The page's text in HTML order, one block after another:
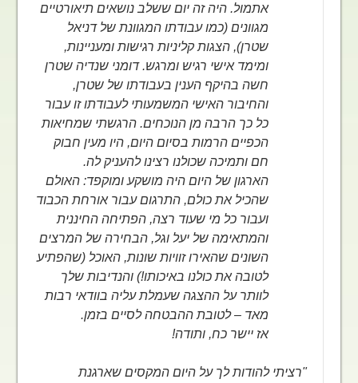
אתמול. היה זה יום ששלב נושאים תיאורטיים
מגוונים (כמו עבודתו המגוונת של דניאל
שטרן), הצגות קליניות רגישות ומעניינות,
ומימד אישי רגיש ומרגש. דומני שנדיה שטרן
חשה בהיקף הענין בעבודתו של שטרן,
והחיבור האישי המשמעותי לעבודתו זו עבור
כל כך הרבה מן הנוכחים. הרגשתי שמחיאות
הכפיים הרמות בסיום היום, היו מעין חבוק
חם ותמיכה שכולנו רצינו להעניק לה.
הארגון של היום היה מושקע ומוקפד: האולם
שהכיל את כולם, התרגום עבור אורחת הכבוד
ועבור כל מי שעוד רצה, הפתיחה החיננית
והמתאימה של יעל וגל, הבחירה של המרצים
השונים שהאירו זוויות שונות, האוכל (שהפתיע
לטובה את כולנו באיכותו!) והנדיבות שלך
לוותר על ההצגה שעמלת עליה בוודאי רבות
מאד – לטובת ההבטחה לסיים בזמן.
אז יישר כח, ותודה!
"רציתי להודות לך על היום המקסים שארגנת